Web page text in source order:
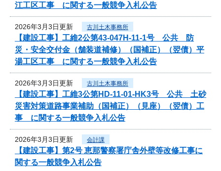
江工区工事 に関する一般競争入札公告
2026年3月3日更新 古川土木事務所
【建設工事】工維2公第43-047H-11-1号 公共 防
災・安全交付金（舗装道補修）（国補正）（翌債）平
湯工区工事 に関する一般競争入札公告
2026年3月3日更新 古川土木事務所
【建設工事】工維3公第HD-11-01-HK3号 公共 土砂
災害対策道路事業補助（国補正）（見座）（翌債）工
事 に関する一般競争入札公告
2026年3月3日更新 会計課
【建設工事】第2号 恵那警察署庁舎外壁等改修工事に
関する一般競争入札公告